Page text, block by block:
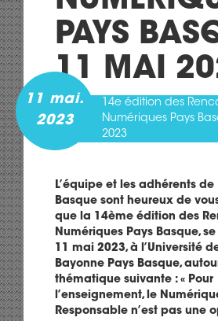
PAYS
11 MAI
11 mai.
2023
14e édition des
Numériques Pays
2023
L’équipe et les adhérents de
Basque sont heureux de
que la 14ème édition des
Numériques Pays Basque,
11 mai 2023, à l’Université
Bayonne Pays Basque,
thématique suivante : « Pour
l’enseignement, ​le
Responsable n’est pas une